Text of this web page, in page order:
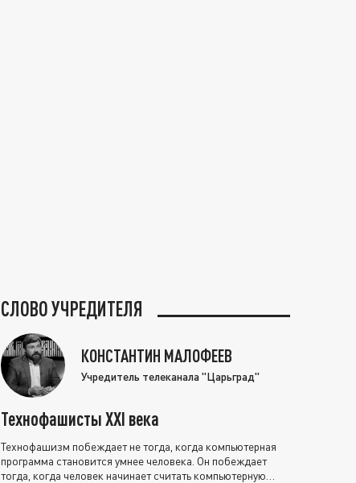
СЛОВО УЧРЕДИТЕЛЯ
КОНСТАНТИН МАЛОФЕЕВ
Учредитель телеканала "Царьград"
Технофашисты XXI века
Технофашизм побеждает не тогда, когда компьютерная
программа становится умнее человека. Он побеждает
тогда, когда человек начинает считать компьютерную